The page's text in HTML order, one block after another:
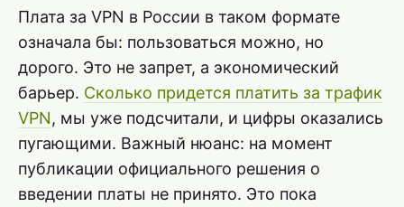
Плата за VPN в России в таком формате
означала бы: пользоваться можно, но
дорого. Это не запрет, а экономический
барьер. Сколько придется платить за трафик
VPN, мы уже подсчитали, и цифры оказались
пугающими. Важный нюанс: на момент
публикации официального решения о
введении платы не принято. Это пока